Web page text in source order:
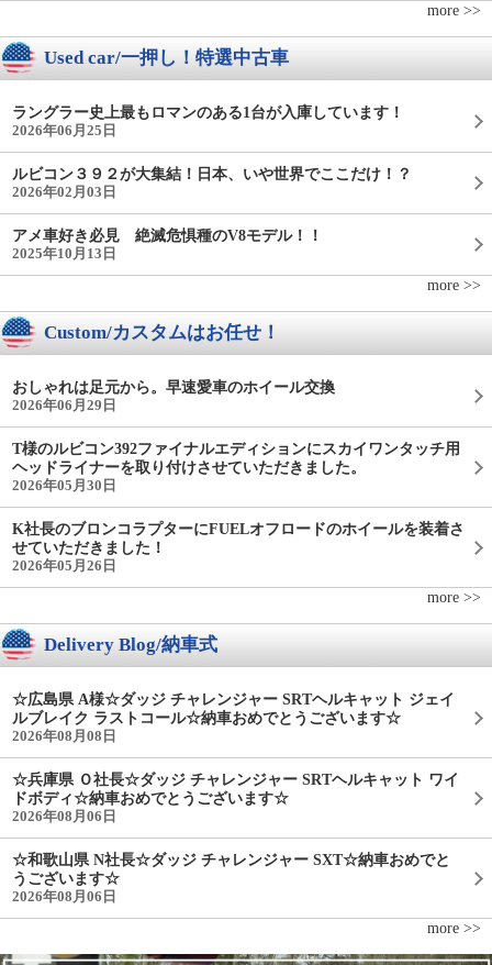
more >>
Used car/一押し！特選中古車
ラングラー史上最もロマンのある1台が入庫しています！
2026年06月25日
ルビコン３９２が大集結！日本、いや世界でここだけ！？
2026年02月03日
アメ車好き必見 絶滅危惧種のV8モデル！！
2025年10月13日
more >>
Custom/カスタムはお任せ！
おしゃれは足元から。早速愛車のホイール交換
2026年06月29日
T様のルビコン392ファイナルエディションにスカイワンタッチ用
ヘッドライナーを取り付けさせていただきました。
2026年05月30日
K社長のブロンコラプターにFUELオフロードのホイールを装着さ
せていただきました！
2026年05月26日
more >>
Delivery Blog/納車式
☆広島県 A様☆ダッジ チャレンジャー SRTヘルキャット ジェイ
ルブレイク ラストコール☆納車おめでとうございます☆
2026年08月08日
☆兵庫県 Ｏ社長☆ダッジ チャレンジャー SRTヘルキャット ワイ
ドボディ☆納車おめでとうございます☆
2026年08月06日
☆和歌山県 N社長☆ダッジ チャレンジャー SXT☆納車おめでと
うございます☆
2026年08月06日
more >>